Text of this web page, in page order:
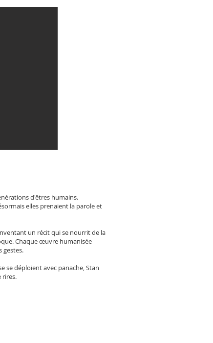
d'êtres humains.
elles prenaient la parole et
un récit qui se nourrit de la
Chaque œuvre humanisée
gestes.
se déploient avec panache, Stan
rires.